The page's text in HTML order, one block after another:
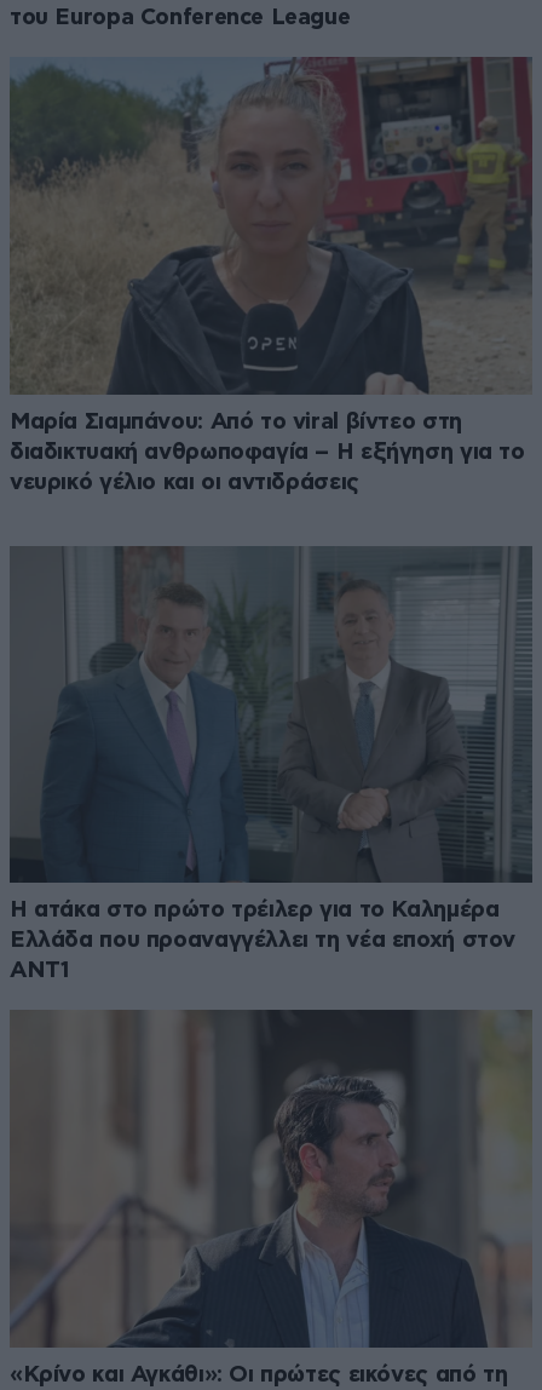
του Europa Conference League
Μαρία Σιαμπάνου: Από το viral βίντεο στη
διαδικτυακή ανθρωποφαγία – Η εξήγηση για το
νευρικό γέλιο και οι αντιδράσεις
Η ατάκα στο πρώτο τρέιλερ για το Καλημέρα
Ελλάδα που προαναγγέλλει τη νέα εποχή στον
ΑΝΤ1
«Κρίνο και Αγκάθι»: Οι πρώτες εικόνες από τη